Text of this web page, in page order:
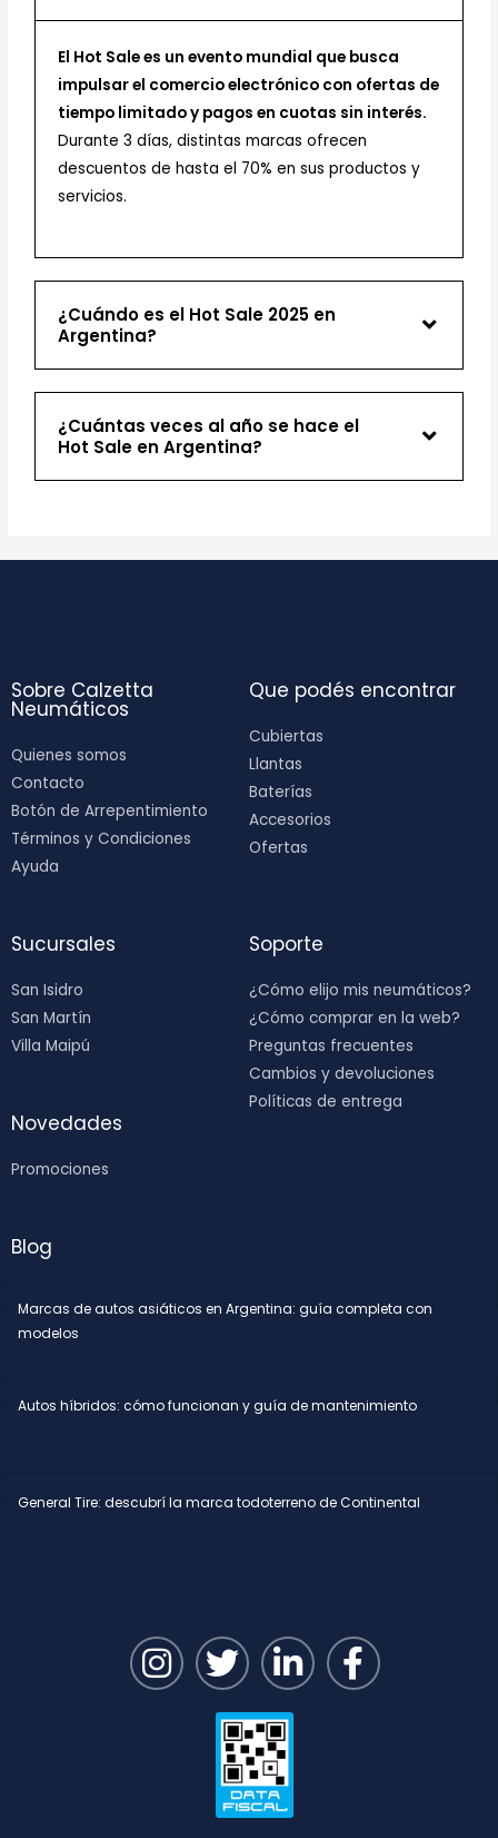
El Hot Sale es un evento mundial que busca
impulsar el comercio electrónico con ofertas de
tiempo limitado y pagos en cuotas sin interés.
Durante 3 días, distintas marcas ofrecen
descuentos de hasta el 70% en sus productos y
servicios.
¿Cuándo es el Hot Sale 2025 en
Argentina?​
¿Cuántas veces al año se hace el
Hot Sale en Argentina?​
Sobre Calzetta
Neumáticos
Quienes somos
Contacto
Botón de Arrepentimiento
Términos y Condiciones
Ayuda
Que podés encontrar
Cubiertas
Llantas
Baterías
Accesorios
Ofertas
Sucursales
San Isidro
San Martín
Villa Maipú
Novedades
Promociones
Soporte
¿Cómo elijo mis neumáticos?
¿Cómo comprar en la web?
Preguntas frecuentes
Cambios y devoluciones
Políticas de entrega
Blog
Marcas de autos asiáticos en Argentina: guía completa con
modelos
Autos híbridos: cómo funcionan y guía de mantenimiento
General Tire: descubrí la marca todoterreno de Continental
I
n
T
w
i
t
t
e
L
i
n
e
d
F
a